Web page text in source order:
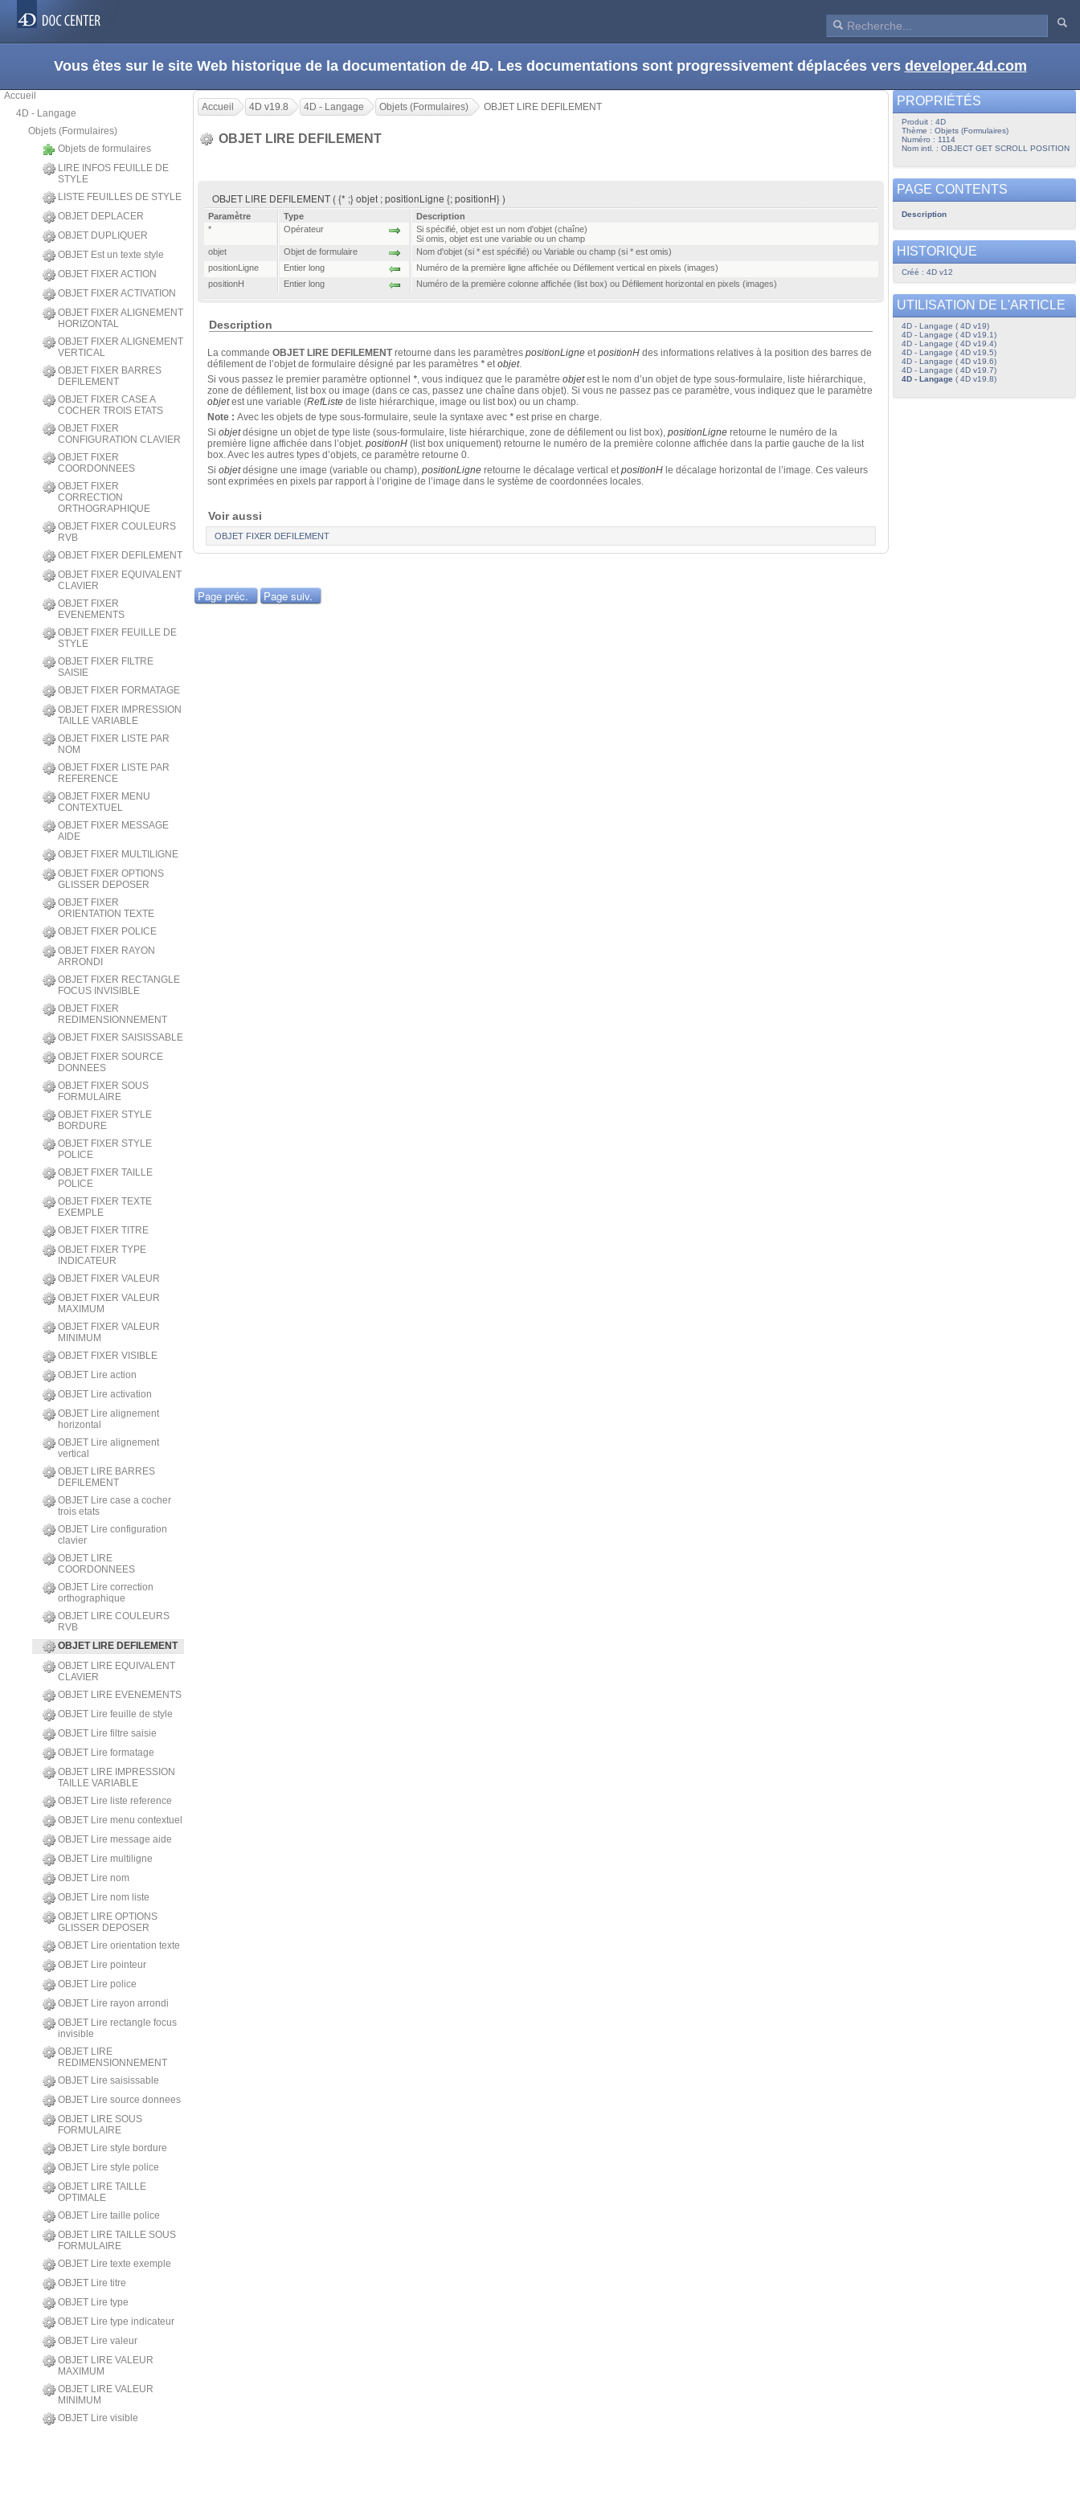
Vous êtes sur le site Web historique de la documentation de 4D. Les documentations sont progressivement déplacées vers developer.4d.com
Accueil
4D - Langage
Objets (Formulaires)
Objets de formulaires
LIRE INFOS FEUILLE DE
STYLE
LISTE FEUILLES DE STYLE
OBJET DEPLACER
OBJET DUPLIQUER
OBJET Est un texte style
OBJET FIXER ACTION
OBJET FIXER ACTIVATION
OBJET FIXER ALIGNEMENT
HORIZONTAL
OBJET FIXER ALIGNEMENT
VERTICAL
OBJET FIXER BARRES
DEFILEMENT
OBJET FIXER CASE A
COCHER TROIS ETATS
OBJET FIXER
CONFIGURATION CLAVIER
OBJET FIXER
COORDONNEES
OBJET FIXER
CORRECTION
ORTHOGRAPHIQUE
OBJET FIXER COULEURS
RVB
OBJET FIXER DEFILEMENT
OBJET FIXER EQUIVALENT
CLAVIER
OBJET FIXER
EVENEMENTS
OBJET FIXER FEUILLE DE
STYLE
OBJET FIXER FILTRE
SAISIE
OBJET FIXER FORMATAGE
OBJET FIXER IMPRESSION
TAILLE VARIABLE
OBJET FIXER LISTE PAR
NOM
OBJET FIXER LISTE PAR
REFERENCE
OBJET FIXER MENU
CONTEXTUEL
OBJET FIXER MESSAGE
AIDE
OBJET FIXER MULTILIGNE
OBJET FIXER OPTIONS
GLISSER DEPOSER
OBJET FIXER
ORIENTATION TEXTE
OBJET FIXER POLICE
OBJET FIXER RAYON
ARRONDI
OBJET FIXER RECTANGLE
FOCUS INVISIBLE
OBJET FIXER
REDIMENSIONNEMENT
OBJET FIXER SAISISSABLE
OBJET FIXER SOURCE
DONNEES
OBJET FIXER SOUS
FORMULAIRE
OBJET FIXER STYLE
BORDURE
OBJET FIXER STYLE
POLICE
OBJET FIXER TAILLE
POLICE
OBJET FIXER TEXTE
EXEMPLE
OBJET FIXER TITRE
OBJET FIXER TYPE
INDICATEUR
OBJET FIXER VALEUR
OBJET FIXER VALEUR
MAXIMUM
OBJET FIXER VALEUR
MINIMUM
OBJET FIXER VISIBLE
OBJET Lire action
OBJET Lire activation
OBJET Lire alignement
horizontal
OBJET Lire alignement
vertical
OBJET LIRE BARRES
DEFILEMENT
OBJET Lire case a cocher
trois etats
OBJET Lire configuration
clavier
OBJET LIRE
COORDONNEES
OBJET Lire correction
orthographique
OBJET LIRE COULEURS
RVB
OBJET LIRE DEFILEMENT
OBJET LIRE EQUIVALENT
CLAVIER
OBJET LIRE EVENEMENTS
OBJET Lire feuille de style
OBJET Lire filtre saisie
OBJET Lire formatage
OBJET LIRE IMPRESSION
TAILLE VARIABLE
OBJET Lire liste reference
OBJET Lire menu contextuel
OBJET Lire message aide
OBJET Lire multiligne
OBJET Lire nom
OBJET Lire nom liste
OBJET LIRE OPTIONS
GLISSER DEPOSER
OBJET Lire orientation texte
OBJET Lire pointeur
OBJET Lire police
OBJET Lire rayon arrondi
OBJET Lire rectangle focus
invisible
OBJET LIRE
REDIMENSIONNEMENT
OBJET Lire saisissable
OBJET Lire source donnees
OBJET LIRE SOUS
FORMULAIRE
OBJET Lire style bordure
OBJET Lire style police
OBJET LIRE TAILLE
OPTIMALE
OBJET Lire taille police
OBJET LIRE TAILLE SOUS
FORMULAIRE
OBJET Lire texte exemple
OBJET Lire titre
OBJET Lire type
OBJET Lire type indicateur
OBJET Lire valeur
OBJET LIRE VALEUR
MAXIMUM
OBJET LIRE VALEUR
MINIMUM
OBJET Lire visible
Accueil 4D v19.8 4D - Langage Objets (Formulaires) OBJET LIRE DEFILEMENT
OBJET LIRE DEFILEMENT
OBJET LIRE DEFILEMENT ( {* ;} objet ; positionLigne {; positionH} )
Paramètre Type
Description
*
Opérateur
Si spécifié, objet est un nom d'objet (chaîne)
Si omis, objet est une variable ou un champ
objet
Objet de formulaire
Nom d'objet (si * est spécifié) ou Variable ou champ (si * est omis)
positionLigne
Entier long
Numéro de la première ligne affichée ou Défilement vertical en pixels (images)
positionH
Entier long Numéro de la première colonne affichée (list box) ou Défilement horizontal en pixels (images)
Description
La commande OBJET LIRE DEFILEMENTretourne dans les paramètres positionLigne etpositionH des informations relatives à la position des barres de
défilement de l’objet de formulaire désigné par les paramètres * etobjet.
Si vous passez le premier paramètre optionnel *, vous indiquez que le paramètre objetest le nom d’un objet de type sous-formulaire, liste hiérarchique,
zone de défilement, list box ou image (dans ce cas, passez une chaîne dans objet). Si vous ne passez pas ce paramètre, vous indiquez que le paramètre
objetest une variable (RefListe de liste hiérarchique, image ou list box) ou un champ.
Note : Avec les objets de type sous-formulaire, seule la syntaxe avec * est prise en charge.
Si objetdésigne un objet de type liste (sous-formulaire, liste hiérarchique, zone de défilement ou list box), positionLigne retourne le numéro de la
première ligne affichée dans l’objet. positionH (list box uniquement) retourne le numéro de la première colonne affichée dans la partie gauche de la list
box. Avec les autres types d’objets, ce paramètre retourne 0.
Si objetdésigne une image (variable ou champ), positionLigne retourne le décalage vertical etpositionH le décalage horizontal de l’image. Ces valeurs
sont exprimées en pixels par rapport à l’origine de l’image dans le système de coordonnées locales.
Voir aussi
OBJET FIXER DEFILEMENT
Page préc. Page suiv.
PROPRIÉTÉS
Produit : 4D
Thème : Objets (Formulaires)
Numéro : 1114
Nom intl. : OBJECT GET SCROLL POSITION
PAGE CONTENTS
Description
HISTORIQUE
Créé : 4D v12
UTILISATION DE L'ARTICLE
4D - Langage ( 4D v19)
4D - Langage ( 4D v19.1)
4D - Langage ( 4D v19.4)
4D - Langage ( 4D v19.5)
4D - Langage ( 4D v19.6)
4D - Langage ( 4D v19.7)
4D - Langage( 4D v19.8)